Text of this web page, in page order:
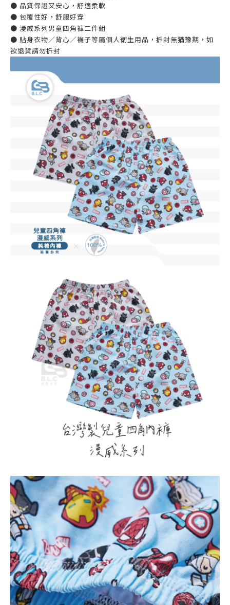
● 品質保證又安心，舒適柔軟
● 包覆性好，舒服好穿
● 漫威系列男童四角褲二件組
● 貼身衣物／背心／襪子等屬個人衛生用品，拆封無猶豫期，如
欲退貨請勿拆封